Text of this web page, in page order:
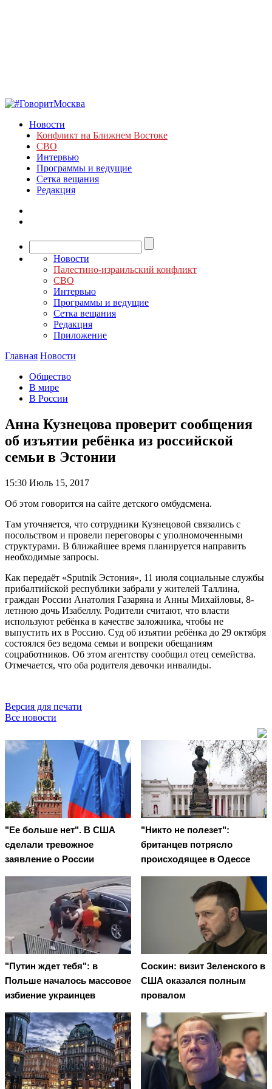
Новости
Конфликт на Ближнем Востоке
СВО
Интервью
Программы и ведущие
Сетка вещания
Редакция
Новости
Палестино-израильский конфликт
СВО
Интервью
Программы и ведущие
Сетка вещания
Редакция
Приложение
Главная Новости
Общество
В мире
В России
Анна Кузнецова проверит сообщения
об изъятии ребёнка из российской
семьи в Эстонии
15:30 Июль 15, 2017
Об этом говорится на сайте детского омбудсмена.
Там уточняется, что сотрудники Кузнецовой связались с
посольством и провели переговоры с уполномоченными
структурами. В ближайшее время планируется направить
необходимые запросы.
Как передаёт «Sputnik Эстония», 11 июля социальные службы
прибалтийской республики забрали у жителей Таллина,
граждан России Анатолия Газаряна и Анны Михайловы, 8-
летнюю дочь Изабеллу. Родители считают, что власти
используют ребёнка в качестве заложника, чтобы не
выпустить их в Россию. Суд об изъятии ребёнка до 29 октября
состоялся без ведома семьи и вопреки обещаниям
соцработников. Об этом агентству сообщил отец семейства.
Отмечается, что оба родителя девочки инвалиды.
Версия для печати
Все новости
"Ее больше нет". В США
сделали тревожное
заявление о России
"Никто не полезет":
британцев потрясло
происходящее в Одессе
"Путин ждет тебя": в
Польше началось массовое
избиение украинцев
Соскин: визит Зеленского в
США оказался полным
провалом